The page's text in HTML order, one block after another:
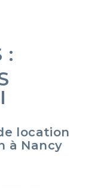
:
location
à Nancy